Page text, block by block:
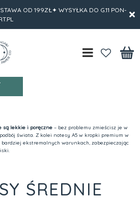
OD 199ZŁ✦ WYSYŁKA DO G.11 PON-
są lekkie i poręczne– bez problemu zmieścisz je w
świata. Z kolei notesy A5 w kropki premium w
ekstremalnych warunkach, zabezpieczając
ŚREDNIE